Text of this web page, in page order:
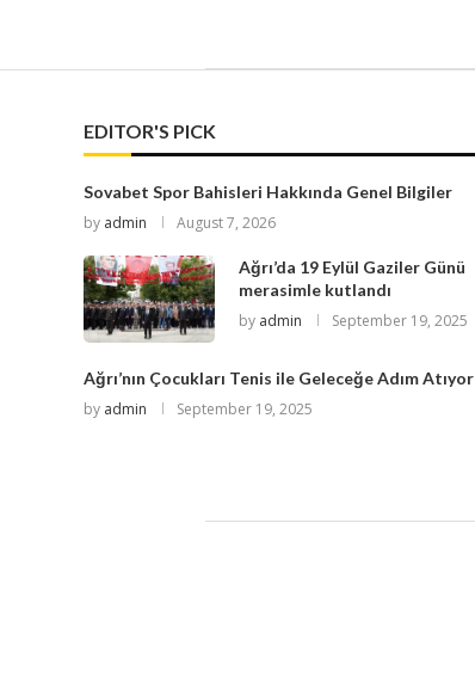
EDITOR'S PICK
Sovabet Spor Bahisleri Hakkında Genel Bilgiler
by admin August 7, 2026
Ağrı’da 19 Eylül Gaziler Günü
merasimle kutlandı
by admin September 19, 2025
Ağrı’nın Çocukları Tenis ile Geleceğe Adım Atıyor
by admin September 19, 2025